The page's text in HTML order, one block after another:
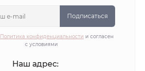
Подписаться
Политика конфиденциальности и согласен
с условиями
Наш адрес: